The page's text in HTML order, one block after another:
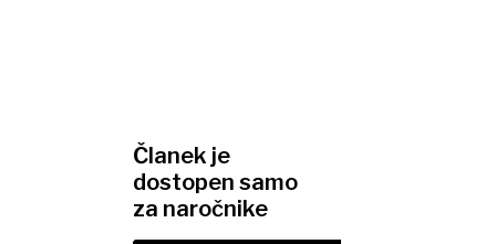
Članek je
dostopen samo
za naročnike